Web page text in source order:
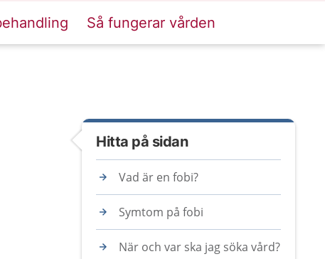
Så fungerar vården
Hitta på sidan
Vad är en fobi?
Symtom på fobi
När och var ska jag söka vård?